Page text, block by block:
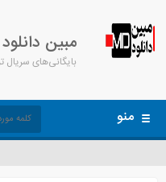
مبین دانلود
منو